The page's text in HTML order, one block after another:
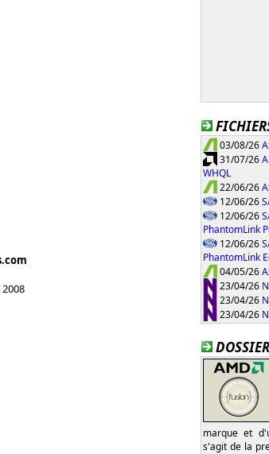
03/08/26
31/07/26
WHQL
22/06/26
12/06/26
12/06/26
PhantomLink
12/06/26
PhantomLink
04/05/26
23/04/26
23/04/26
23/04/26
marque et
s'agit de la